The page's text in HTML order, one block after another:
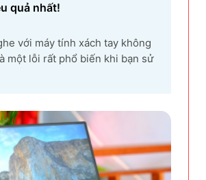
quả nhất!
với máy tính xách tay không
một lỗi rất phổ biến khi bạn sử